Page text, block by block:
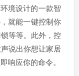
境设计的一款智
就能一键控制你
等等。此外，控
说出你想让家居
响应你的命令。